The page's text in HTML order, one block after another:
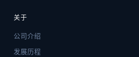
关于
公司介绍
发展历程